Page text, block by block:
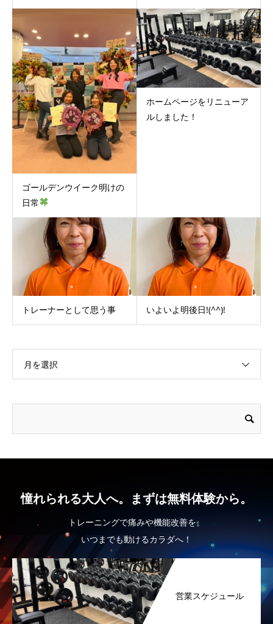
ゴールデンウイーク明けの
日常
ホームページをリニューア
ルしました！
トレーナーとして思う事 いよいよ明後日!(^^)!
月を選択
憧れられる大人へ。まずは無料体験から。
トレーニングで痛みや機能改善を。
いつまでも動けるカラダへ！
営業スケジュール